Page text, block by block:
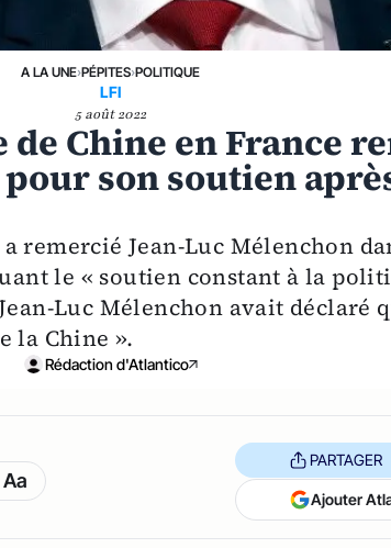
A LA UNE›PÉPITES›POLITIQUE
LFI
5 août 2022
de Chine en France
son soutien
remercié Jean-Luc Mélenchon
le « soutien constant à la
Luc Mélenchon avait déclaré
la Chine ».
Rédaction d'Atlantico
Aa
PARTAGER
Ajouter